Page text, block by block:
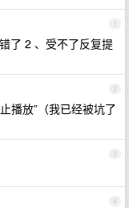
1
了 2 、受不了反复提
2
播放”（我已经被坑了
3
4